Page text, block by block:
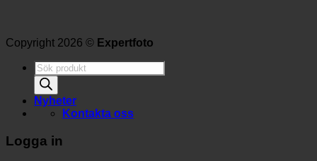
Copyright 2026 © Expertfoto
Produktsökning
Nyheter
Kontakta oss
Logga in